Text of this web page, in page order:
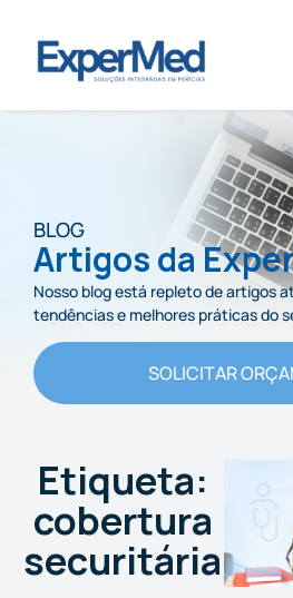
BLOG
Artigos da
Nosso blog está repleto de artigos
tendências e melhores práticas do
SOLICITAR
Etiqueta:
cobertura
securitária